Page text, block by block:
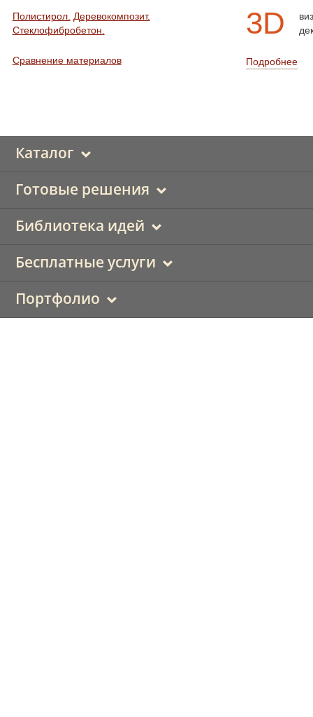
3D
Подробнее
Полистирол. Деревокомпозит.
Стеклофибробетон.
Сравнение материалов
Каталог
Готовые решения
Библиотека идей
Бесплатные услуги
Портфолио